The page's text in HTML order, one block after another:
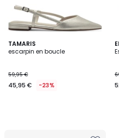
TAMARIS
escarpin en boucle
59,95 €
45,95 € -23%